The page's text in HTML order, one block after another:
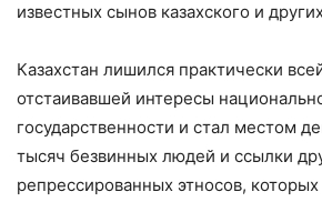
известных сынов казахского и
Казахстан лишился практически
отстаивавшей интересы
государственности и стал местом
тысяч безвинных людей и ссылки
репрессированных этносов,